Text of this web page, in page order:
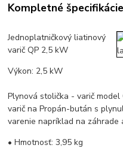
Kompletné špecifikácie
Jednoplatničkový liatinový
varič QP 2,5 kW
Výkon: 2,5 kW
Plynová stolička - varič
varič na Propán-bután s
varenie napríklad na záhrade
• Hmotnosť: 3,95 kg